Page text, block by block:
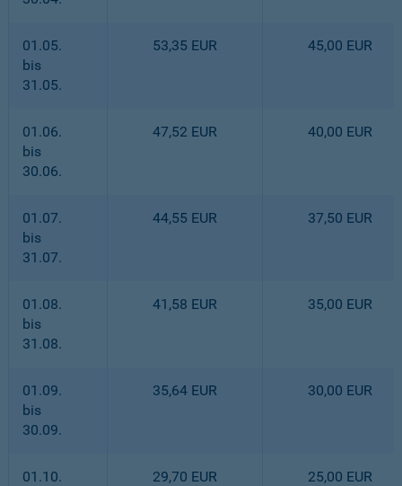
01.05.
bis
31.05.
53,35 EUR 45,00 EUR
01.06.
bis
30.06.
47,52 EUR 40,00 EUR
01.07.
bis
31.07.
44,55 EUR 37,50 EUR
01.08.
bis
31.08.
41,58 EUR 35,00 EUR
01.09.
bis
30.09.
35,64 EUR 30,00 EUR
01.10. 29,70 EUR 25,00 EUR